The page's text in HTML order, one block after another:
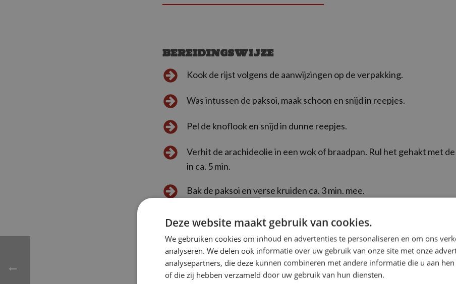
BEREIDINGSWIJZE
Kook de rijst volgens de aanwijzingen op de verpakking.
Was intussen de paksoi, maak schoon en snijd in reepjes.
Pel de knoflook en snijd in dunne reepjes.
Verhit de arachideolie in een wok of braadpan. Rul het gehakt met
in ca. 5 min.
Bak de paksoi en verse kruiden ca. 3 min. mee.
Schep de rijst erdoor.
Eet smakelijk
Deze website maakt gebruik van cookies.
We gebruiken cookies om inhoud en advertenties te personaliseren en om ons
analyseren. We delen ook informatie over uw gebruik van onze site met onze
analysepartners, die deze kunnen combineren met andere informatie die u aan
of die zij hebben verzameld door uw gebruik van hun diensten.